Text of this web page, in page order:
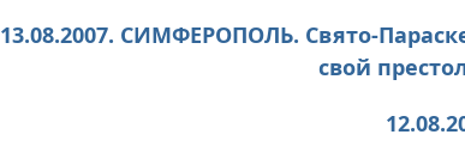
13.08.2007. СИМФЕРОПОЛЬ. Свято-
свой